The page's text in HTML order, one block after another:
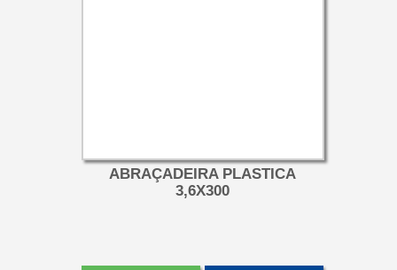
ABRAÇADEIRA PLASTICA
3,6X300